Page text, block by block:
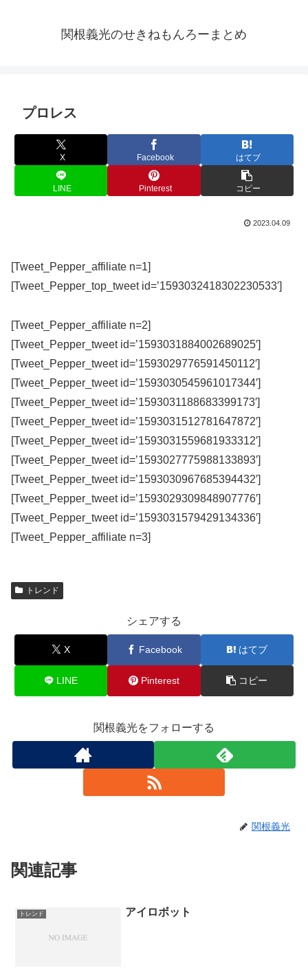
関根義光のせきねもんろーまとめ
プロレス
X Facebook はてブ
LINE Pinterest コピー
2023.04.09
[Tweet_Pepper_affiliate n=1]
[Tweet_Pepper_top_tweet id=’1593032418302230533′]
[Tweet_Pepper_affiliate n=2]
[Tweet_Pepper_tweet id=’1593031884002689025′]
[Tweet_Pepper_tweet id=’1593029776591450112′]
[Tweet_Pepper_tweet id=’1593030545961017344′]
[Tweet_Pepper_tweet id=’1593031188683399173′]
[Tweet_Pepper_tweet id=’1593031512781647872′]
[Tweet_Pepper_tweet id=’1593031559681933312′]
[Tweet_Pepper_tweet id=’1593027775988133893′]
[Tweet_Pepper_tweet id=’1593030967685394432′]
[Tweet_Pepper_tweet id=’1593029309848907776′]
[Tweet_Pepper_tweet id=’1593031579429134336′]
[Tweet_Pepper_affiliate n=3]
トレンド
シェアする
X Facebook はてブ
LINE Pinterest コピー
関根義光をフォローする
関根義光
関連記事
トレンド アイロボット